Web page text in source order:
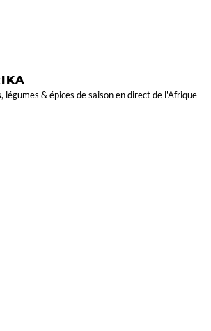
légumes & épices de saison en direct de l'Afrique